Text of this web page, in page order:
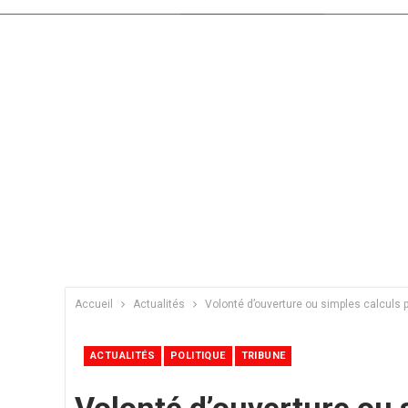
Accueil Actualités Volonté d’ouverture ou simples calculs
ACTUALITÉS POLITIQUE TRIBUNE